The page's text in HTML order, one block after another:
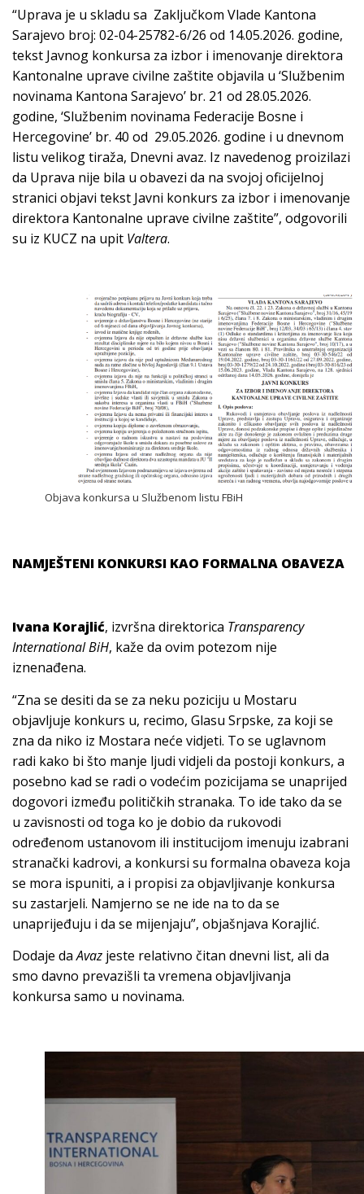
“Uprava je u skladu sa Zaključkom Vlade Kantona
Sarajevo broj: 02-04-25782-6/26 od 14.05.2026. godine,
tekst Javnog konkursa za izbor i imenovanje direktora
Kantonalne uprave civilne zaštite objavila u ‘Službenim
novinama Kantona Sarajevo’ br. 21 od 28.05.2026.
godine, ‘Službenim novinama Federacije Bosne i
Hercegovine’ br. 40 od 29.05.2026. godine i u dnevnom
listu velikog tiraža, Dnevni avaz. Iz navedenog proizilazi
da Uprava nije bila u obavezi da na svojoj oficijelnoj
stranici objavi tekst Javni konkurs za izbor i imenovanje
direktora Kantonalne uprave civilne zaštite”, odgovorili
su iz KUCZ na upit Valtera.
Objava konkursa u Službenom listu FBiH
NAMJEŠTENI KONKURSI KAO FORMALNA OBAVEZA
Ivana Korajlić, izvršna direktorica Transparency
International BiH, kaže da ovim potezom nije
iznenađena.
“Zna se desiti da se za neku poziciju u Mostaru
objavljuje konkurs u, recimo, Glasu Srpske, za koji se
zna da niko iz Mostara neće vidjeti. To se uglavnom
radi kako bi što manje ljudi vidjeli da postoji konkurs, a
posebno kad se radi o vodećim pozicijama se unaprijed
dogovori između političkih stranaka. To ide tako da se
u zavisnosti od toga ko je dobio da rukovodi
određenom ustanovom ili institucijom imenuju izabrani
stranački kadrovi, a konkursi su formalna obaveza koja
se mora ispuniti, a i propisi za objavljivanje konkursa
su zastarjeli. Namjerno se ne ide na to da se
unaprijeđuju i da se mijenjaju”, objašnjava Korajlić.
Dodaje daAvaz jeste relativno čitan dnevni list, ali da
smo davno prevazišli ta vremena objavljivanja
konkursa samo u novinama.